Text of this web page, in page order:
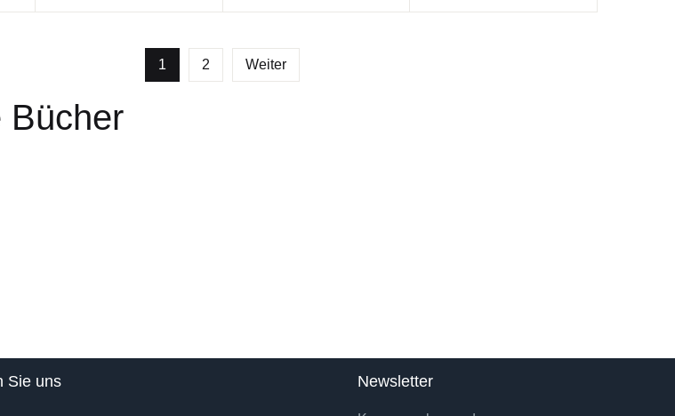
1 2 Weiter
Bücher
Sie uns Newsletter